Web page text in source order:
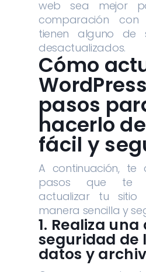
web sea mejor
comparación
tienen alguno de
desactualizados.
Cómo
pasos
hacerlo
fácil y
A continuación, te
pasos que te
actualizar tu sitio
manera sencilla y
1. Realiza
seguridad de
datos y